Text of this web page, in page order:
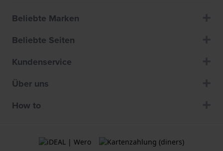
Beliebte Marken
Beliebte Seiten
Kundenservice
Über uns
How to